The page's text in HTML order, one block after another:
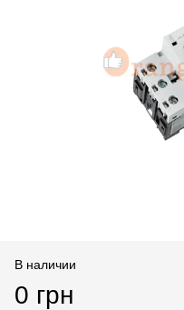
В наличии
0 грн